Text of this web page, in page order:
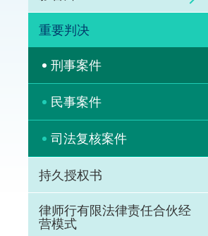
重要判决
刑事案件
民事案件
司法复核案件
持久授权书
律师行有限法律责任合伙经
营模式